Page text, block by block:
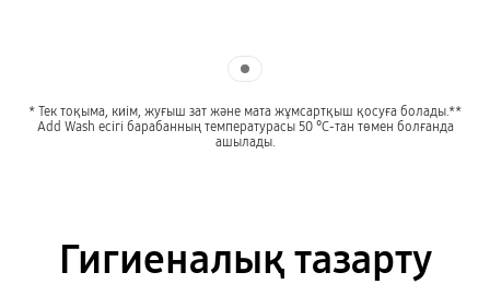
* Тек тоқыма, киім, жуғыш зат және мата жұмсартқыш қосуға болады.**
Add Wash есігі барабанның температурасы 50 °C-тан төмен болғанда
ашылады.
Гигиеналық тазарту